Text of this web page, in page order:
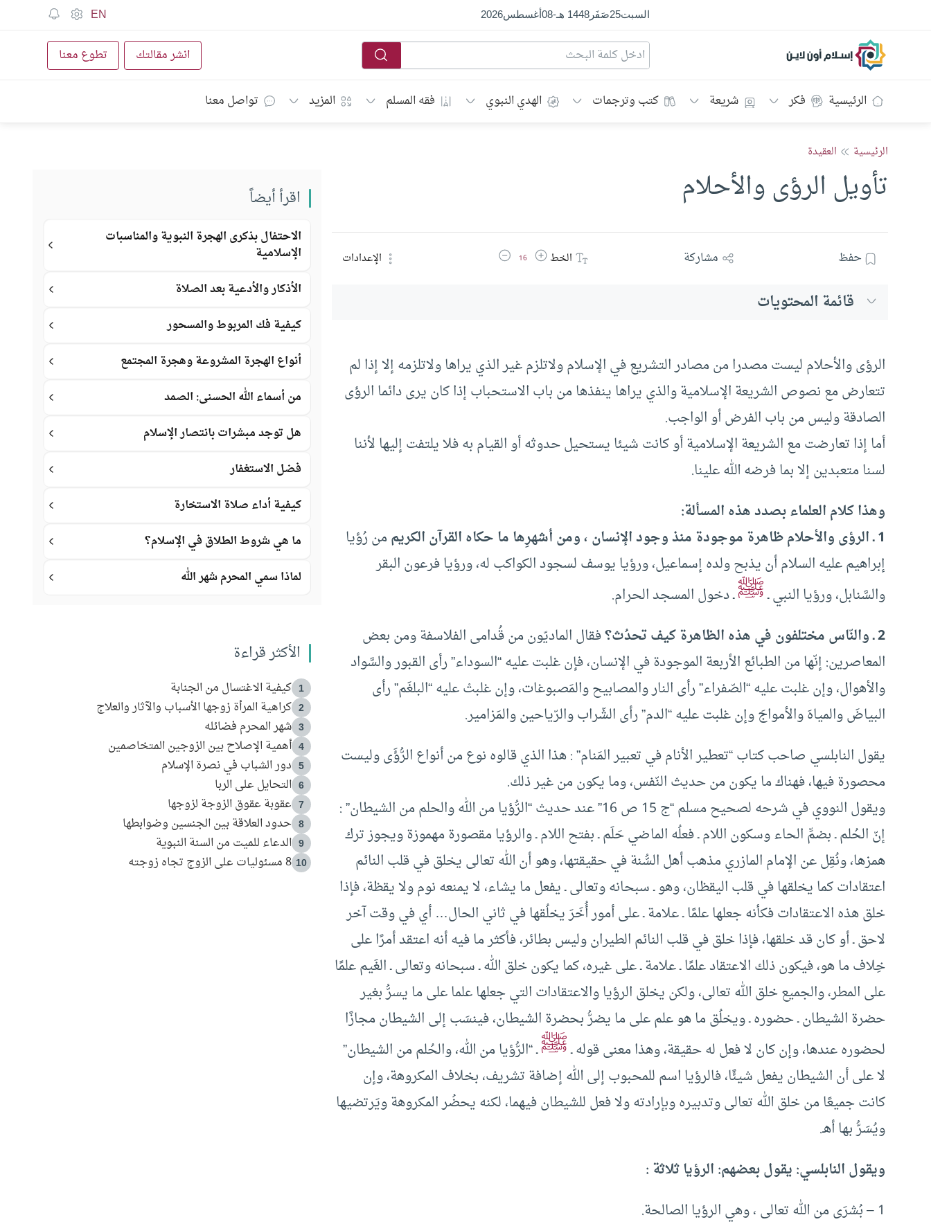
السبت25صَفَر1448 هـ -
08أغسطس2026
EN
إسلام أون لاين انشر مقالتك تطوع معنا
الرئيسية فكر شريعة كتب وترجمات الهدي النبوي فقه المسلم المزيد تواصل معنا
الرئيسية العقيدة
تأويل الرؤى والأحلام
حفظ مشاركة الخطزيادة حجم الخط
16 تقليل حجم الخط الإعدادات
قائمة المحتويات
الرؤى والأحلام ليست مصدرا من مصادر التشريع في الإسلام ولاتلزم غير الذي يراها ولاتلزمه إلا إذا لم
تتعارض مع نصوص الشريعة الإسلامية والذي يراها ينفذها من باب الاستحباب إذا كان يرى دائما الرؤى
الصادقة وليس من باب الفرض أو الواجب.
أما إذا تعارضت مع الشريعة الإسلامية أو كانت شيئا يستحيل حدوثه أو القيام به فلا يلتفت إليها لأننا
لسنا متعبدين إلا بما فرضه الله علينا.
وهذا كلام العلماء بصدد هذه المسألة:
1 ـ الرؤى والأحلام ظاهرة موجودة منذ وجود الإنسان ، ومن أشهرِها ما حكاه القرآن الكريم
من رُؤيا
إبراهيم عليه السلام أن يذبح ولده إسماعيل، ورؤيا يوسف لسجود الكواكب له، ورؤيا فرعون البقر
والسَّنابل، ورؤيا النبي ـﷺـ دخول المسجد الحرام.
2 ـ والنّاس مختلفون في هذه الظاهرة كيف تحدُث؟
فقال الماديّون من قُدامى الفلاسفة ومن بعض
المعاصرين: إنّها من الطبائع الأربعة الموجودة في الإنسان، فإن غلبت عليه “السوداء” رأى القبور والسَّواد
والأهوال، وإن غلبت عليه “الصّفراء” رأى النار والمصابيح والمَصبوغات، وإن غلبتْ عليه “البلغَم” رأى
البياضَ والمياهَ والأمواجَ وإن غلبت عليه “الدم” رأى الشّراب والرّياحين والمَزامير.
يقول النابلسي صاحب كتاب “تعطير الأنام في تعبير المَنام” : هذا الذي قالوه نوع من أنواع الرُّؤَى وليست
محصورة فيها، فهناك ما يكون من حديث النّفس، وما يكون من غير ذلك.
ويقول النووي في شرحه لصحيح مسلم “ج 15 ص 16” عند حديث “الرُّؤيا من الله والحلم من الشيطان” :
إنّ الحُلم ـ بضمِّ الحاء وسكون اللام ـ فعلُه الماضي حَلَم ـ بفتح اللام ـ والرؤيا مقصورة مهموزة ويجوز ترك
همزها، ونُقِل عن الإمام المازري مذهب أهل السُّنة في حقيقتها، وهو أن الله تعالى يخلق في قلب النائم
اعتقادات كما يخلقها في قلب اليقظان، وهو ـ سبحانه وتعالى ـ يفعل ما يشاء، لا يمنعه نوم ولا يقظة، فإذا
خلق هذه الاعتقادات فكأنه جعلها علمًا ـ علامة ـ على أمور أُخَرَ يخلُقها في ثاني الحال… أي في وقت آخر
لاحق ـ أو كان قد خلقها، فإذا خلق في قلب النائم الطيران وليس بطائر، فأكثر ما فيه أنه اعتقد أمرًا على
خِلاف ما هو، فيكون ذلك الاعتقاد علمًا ـ علامة ـ على غيره، كما يكون خلق الله ـ سبحانه وتعالى ـ الغَيم علمًا
على المطر، والجميع خلق الله تعالى، ولكن يخلق الرؤيا والاعتقادات التي جعلها علما على ما يسرُّ بغير
حضرة الشيطان ـ حضوره ـ ويخلُق ما هو علم على ما يضرُّ بحضرة الشيطان، فينسَب إلى الشيطان مجازًا
لحضوره عندها، وإن كان لا فعل له حقيقة، وهذا معنى قوله ـﷺـ “الرُّؤيا من الله، والحُلم من الشيطان”
لا على أن الشيطان يفعل شيئًا، فالرؤيا اسم للمحبوب إلى الله إضافة تشريف، بخلاف المكروهة، وإن
كانت جميعًا من خلق الله تعالى وتدبيره وبإرادته ولا فعل للشيطان فيهما، لكنه يحضُر المكروهة ويَرتضيها
ويُسَرُّ بها أهـ.
ويقول النابلسي: يقول بعضهم: الرؤيا ثلاثة :
1 – بُشرَى من الله تعالى ، وهي الرؤيا الصالحة.
اقرأ أيضاً
الاحتفال بذكرى الهجرة النبوية والمناسبات
الإسلامية
الأذكار والأدعية بعد الصلاة
كيفية فك المربوط والمسحور
أنواع الهجرة المشروعة وهجرة المجتمع
من أسماء الله الحسنى: الصمد
هل توجد مبشرات بانتصار الإسلام
فضل الاستغفار
كيفية أداء صلاة الاستخارة
ما هي شروط الطلاق في الإسلام؟
لماذا سمي المحرم شهر الله
الأكثر قراءة
1 كيفية الاغتسال من الجنابة
2 كراهية المرأة زوجها الأسباب والآثار والعلاج
3 شهر المحرم فضائله
4 أهمية الإصلاح بين الزوجين المتخاصمين
5 دور الشباب في نصرة الإسلام
6 التحايل على الربا
7 عقوبة عقوق الزوجة لزوجها
8 حدود العلاقة بين الجنسين وضوابطها
9 الدعاء للميت من السنة النبوية
10 8 مسئوليات على الزوج تجاه زوجته